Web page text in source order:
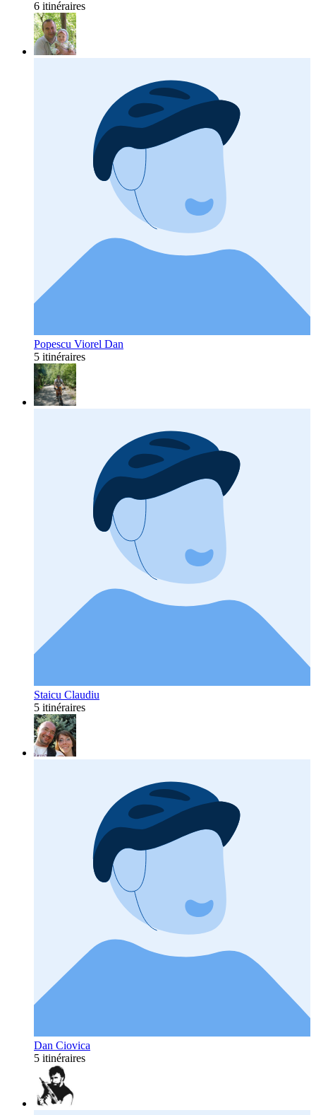
6 itinéraires
Popescu Viorel Dan
5 itinéraires
Staicu Claudiu
5 itinéraires
Dan Ciovica
5 itinéraires